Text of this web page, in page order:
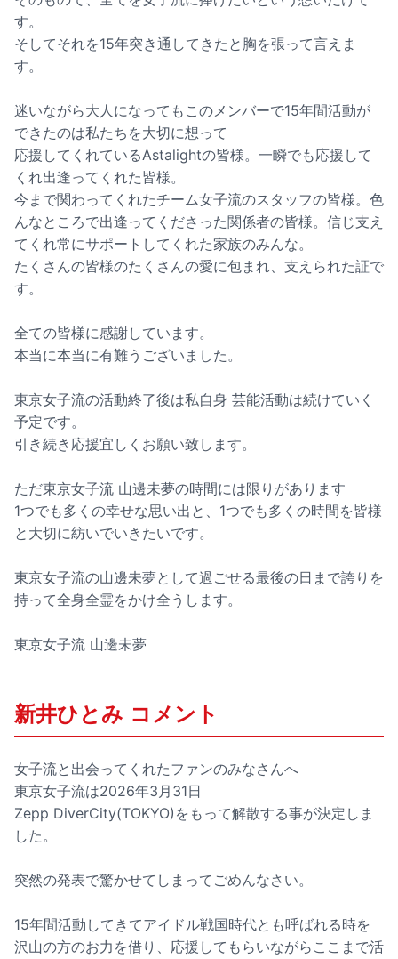
す。
そしてそれを15年突き通してきたと胸を張って言えま
す。
迷いながら大人になってもこのメンバーで15年間活動が
できたのは私たちを大切に想って
応援してくれているAstalightの皆様。一瞬でも応援して
くれ出逢ってくれた皆様。
今まで関わってくれたチーム女子流のスタッフの皆様。色
んなところで出逢ってくださった関係者の皆様。信じ支え
てくれ常にサポートしてくれた家族のみんな。
たくさんの皆様のたくさんの愛に包まれ、支えられた証で
す。
全ての皆様に感謝しています。
本当に本当に有難うございました。
東京女子流の活動終了後は私自身 芸能活動は続けていく
予定です。
引き続き応援宜しくお願い致します。
ただ東京女子流 山邊未夢の時間には限りがあります
1つでも多くの幸せな思い出と、1つでも多くの時間を皆様
と大切に紡いでいきたいです。
東京女子流の山邊未夢として過ごせる最後の日まで誇りを
持って全身全霊をかけ全うします。
東京女子流 山邊未夢
新井ひとみ コメント
女子流と出会ってくれたファンのみなさんへ
東京女子流は2026年3月31日
Zepp DiverCity(TOKYO)をもって解散する事が決定しま
した。
突然の発表で驚かせてしまってごめんなさい。
15年間活動してきてアイドル戦国時代とも呼ばれる時を
沢山の方のお力を借り、応援してもらいながらここまで活